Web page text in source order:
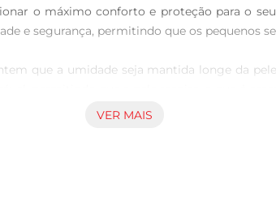
o máximo conforto e proteção para o
e segurança, permitindo que os
que a umidade seja mantida longe da
cuidam do conforto do seu bebê, mas
VER MAIS